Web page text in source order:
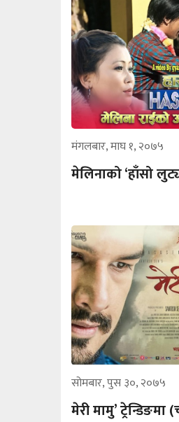
मंगलबार, माघ १, २०७५
मेलिनाको ‘हाँसो
सोमबार, पुस ३०, २०७५
मेरी मामु’